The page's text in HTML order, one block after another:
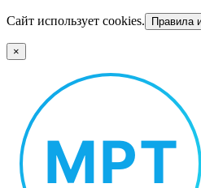
Сайт использует cookies. Правила
×